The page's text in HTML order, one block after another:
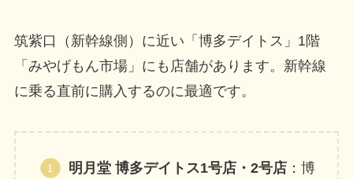
筑紫口（新幹線側）に近い「博多デイトス」1階
「みやげもん市場」にも店舗があります。新幹線
に乗る直前に購入するのに最適です。
明月堂 博多デイトス1号店・2号店 ：博